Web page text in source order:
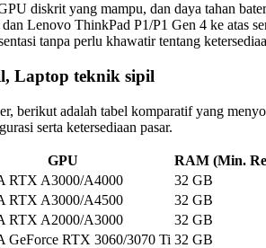
diskrit yang mampu, dan daya tahan
Lenovo ThinkPad P1/P1 Gen 4 ke
tanpa perlu khawatir tentang
Laptop teknik sipil
berikut adalah tabel komparatif yang
serta ketersediaan pasar.
GPU RAM (Min.
RTX A3000/A4000 32 GB
RTX A3000/A4500 32 GB
RTX A2000/A3000 32 GB
RTX 3060/3070 Ti 32 GB